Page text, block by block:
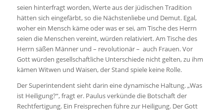
seien hinterfragt worden, Werte aus der jüdischen Tradition
hätten sich eingefärbt, so die Nächstenliebe und Demut. Egal,
woher ein Mensch käme oder was er sei, am Tische des Herrn
seien die Menschen vereint, würden relativiert. Am Tische des
Herrn säßen Männer und – revolutionär – auch Frauen. Vor
Gott würden gesellschaftliche Unterschiede nicht gelten, zu ihm
kämen Witwen und Waisen, der Stand spiele keine Rolle.
Der Superintendent sieht darin eine dynamische Haltung. „Was
ist Heiligung?“, fragt er. Paulus verkünde die Botschaft der
Rechtfertigung. Ein Freisprechen führe zur Heiligung. Der Gott